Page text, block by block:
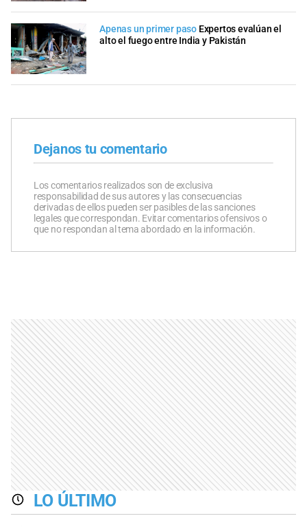
Apenas un primer paso Expertos evalúan el
alto el fuego entre India y Pakistán
Dejanos tu comentario
Los comentarios realizados son de exclusiva
responsabilidad de sus autores y las consecuencias
derivadas de ellos pueden ser pasibles de las sanciones
legales que correspondan. Evitar comentarios ofensivos o
que no respondan al tema abordado en la información.
LO ÚLTIMO